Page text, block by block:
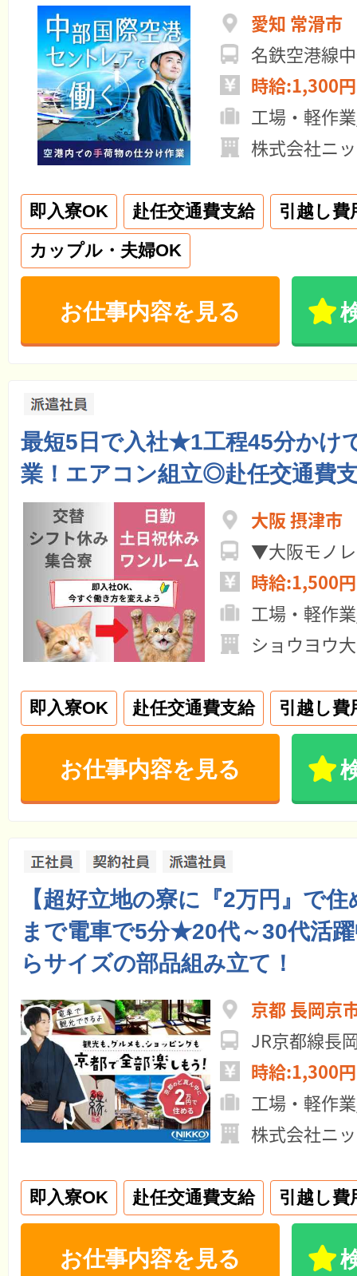
愛知 常滑市
名鉄空港線
時給:1,300
工場・軽作
株式会社ニ
即入寮OK 赴任交通費支給
引越し費
カップル・夫婦OK
お仕事内容を見る
最短5日で入社★1工程45分かけ
業！エアコン組立◎赴任交通費
大阪 摂津市
▼大阪モノ
時給:1,500
工場・軽作
ショウヨウ
即入寮OK 赴任交通費支給 引越し費
お仕事内容を見る
【超好立地の寮に『2万円』で
まで電車で5分★20代～30代活
らサイズの部品組み立て！
京都 長岡京
JR京都線長
時給:1,300
工場・軽作
株式会社ニ
即入寮OK 赴任交通費支給 引越し費
お仕事内容を見る